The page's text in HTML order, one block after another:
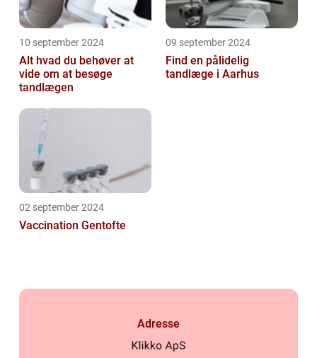
10 september 2024
Alt hvad du behøver at
vide om at besøge
tandlægen
09 september 2024
Find en pålidelig
tandlæge i Aarhus
02 september 2024
Vaccination Gentofte
Adresse